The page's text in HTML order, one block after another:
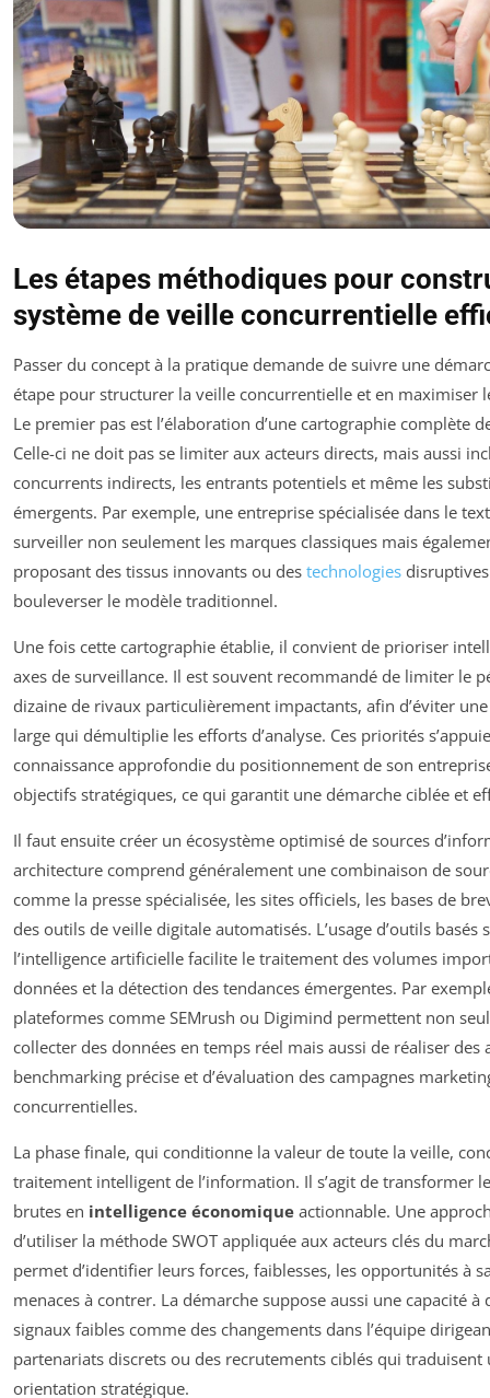
Les étapes méthodiques pour
système de veille concurrentielle
Passer du concept à la pratique demande de suivre une
étape pour structurer la veille concurrentielle et en maximiser
Le premier pas est l’élaboration d’une cartographie complète
Celle-ci ne doit pas se limiter aux acteurs directs, mais aussi
concurrents indirects, les entrants potentiels et même les
émergents. Par exemple, une entreprise spécialisée dans le
surveiller non seulement les marques classiques mais
proposant des tissus innovants ou des technologies
bouleverser le modèle traditionnel.
Une fois cette cartographie établie, il convient de prioriser
axes de surveillance. Il est souvent recommandé de limiter le
dizaine de rivaux particulièrement impactants, afin d’éviter
large qui démultiplie les efforts d’analyse. Ces priorités
connaissance approfondie du positionnement de son
objectifs stratégiques, ce qui garantit une démarche ciblée et
Il faut ensuite créer un écosystème optimisé de sources
architecture comprend généralement une combinaison de
comme la presse spécialisée, les sites officiels, les bases de
des outils de veille digitale automatisés. L’usage d’outils basés
l’intelligence artificielle facilite le traitement des volumes
données et la détection des tendances émergentes. Par
plateformes comme SEMrush ou Digimind permettent non
collecter des données en temps réel mais aussi de réaliser des
benchmarking précise et d’évaluation des campagnes
concurrentielles.
La phase finale, qui conditionne la valeur de toute la veille,
traitement intelligent de l’information. Il s’agit de transformer
brutes en intelligence économique actionnable. Une
d’utiliser la méthode SWOT appliquée aux acteurs clés du
permet d’identifier leurs forces, faiblesses, les opportunités à
menaces à contrer. La démarche suppose aussi une capacité à
signaux faibles comme des changements dans l’équipe
partenariats discrets ou des recrutements ciblés qui traduisent
orientation stratégique.